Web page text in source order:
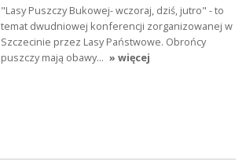
"Lasy Puszczy Bukowej- wczoraj, dziś, jutro" - to
temat dwudniowej konferencji zorganizowanej w
Szczecinie przez Lasy Państwowe. Obrońcy
puszczy mają obawy… » więcej